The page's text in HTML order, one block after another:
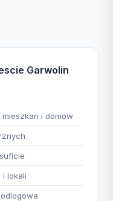
Garwolin
i domow
i lokali